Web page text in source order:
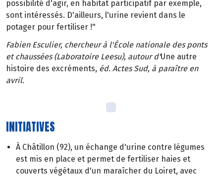
possibilité d'agir, en habitat participatif par exemple,
sont intéressés. D'ailleurs, l'urine revient dans le
potager pour fertiliser !"
Fabien Esculier, chercheur à l'École nationale des ponts
et chaussées (Laboratoire Leesu), autour d'Une autre
histoire des excréments, éd. Actes Sud, à paraître en
avril.
INITIATIVES
À Châtillon (92), un échange d'urine contre légumes
est mis en place et permet de fertiliser haies et
couverts végétaux d'un maraîcher du Loiret, avec